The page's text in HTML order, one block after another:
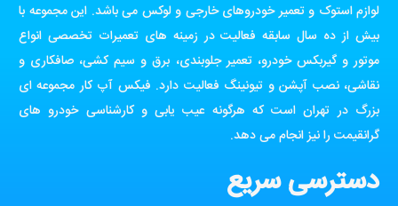
لوازم استوک و تعمیر خودروهای خارجی و لوکس می باشد. این مجموعه با
بیش از ده سال سابقه فعالیت در زمینه های تعمیرات تخصصی انواع
موتور و گیربکس خودرو، تعمیر جلوبندی، برق و سیم کشی، صافکاری و
نقاشی، نصب آپشن و تیونینگ فعالیت دارد. فیکس آپ کار مجموعه ای
بزرگ در تهران است که هرگونه عیب یابی و کارشناسی خودرو های
گرانقیمت را نیز انجام می دهد.
دسترسی سریع